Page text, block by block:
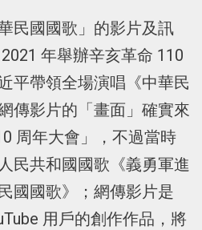
民國國歌」的影片及訊
年舉辦辛亥革命 110
平帶領全場演唱《中華民
傳影片的「畫面」確實來
周年大會」，不過當時
民共和國國歌《義勇軍進
國國歌》；網傳影片是
用戶的創作作品，將